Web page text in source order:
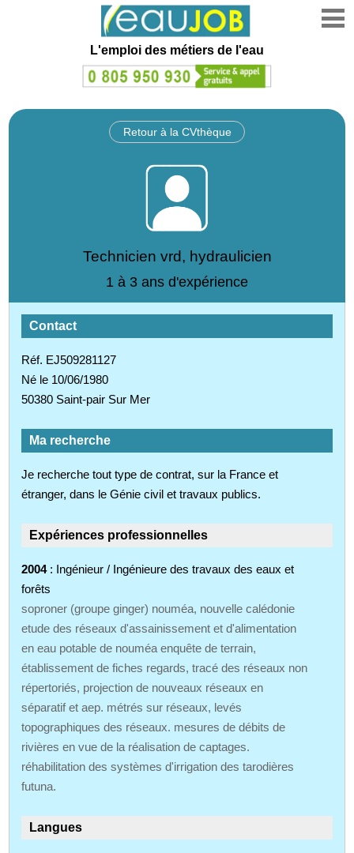
L'emploi des métiers de l'eau
Retour à la CVthèque
Technicien vrd, hydraulicien
1 à 3 ans d'expérience
Contact
Réf. EJ509281127
Né le 10/06/1980
50380 Saint-pair Sur Mer
Ma recherche
Je recherche tout type de contrat, sur la France et
étranger, dans le Génie civil et travaux publics.
Expériences professionnelles
2004: Ingénieur / Ingénieure des travaux des eaux et
forêts
soproner (groupe ginger) nouméa, nouvelle calédonie
etude des réseaux d'assainissement et d'alimentation
en eau potable de nouméa enquête de terrain,
établissement de fiches regards, tracé des réseaux non
répertoriés, projection de nouveaux réseaux en
séparatif et aep. métrés sur réseaux, levés
topographiques des réseaux. mesures de débits de
rivières en vue de la réalisation de captages.
réhabilitation des systèmes d'irrigation des tarodières
futuna.
Langues